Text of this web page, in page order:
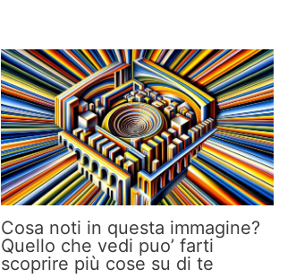
Cosa noti in questa immagine?
Quello che vedi puo’ farti
scoprire più cose su di te